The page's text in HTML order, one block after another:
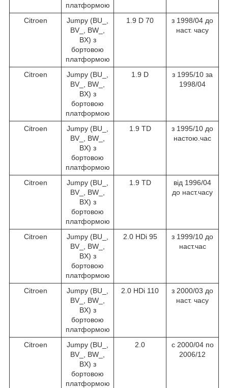
платформою
Citroen
Jumpy (BU_,
BV_, BW_,
BX) з
бортовою
платформою
1.9 D 70
з 1998/04 до
наст. часу
Citroen
Jumpy (BU_,
BV_, BW_,
BX) з
бортовою
платформою
1.9 D
з 1995/10 за
1998/04
Citroen
Jumpy (BU_,
BV_, BW_,
BX) з
бортовою
платформою
1.9 TD
з 1995/10 до
настою.час
Citroen
Jumpy (BU_,
BV_, BW_,
BX) з
бортовою
платформою
1.9 TD
від 1996/04
до наст.часу
Citroen
Jumpy (BU_,
BV_, BW_,
BX) з
бортовою
платформою
2.0 HDi 95
з 1999/10 до
наст.час
Citroen
Jumpy (BU_,
BV_, BW_,
BX) з
бортовою
платформою
2.0 HDi 110
з 2000/03 до
наст. часу
Citroen
Jumpy (BU_,
BV_, BW_,
BX) з
бортовою
платформою
2.0
c 2000/04 по
2006/12